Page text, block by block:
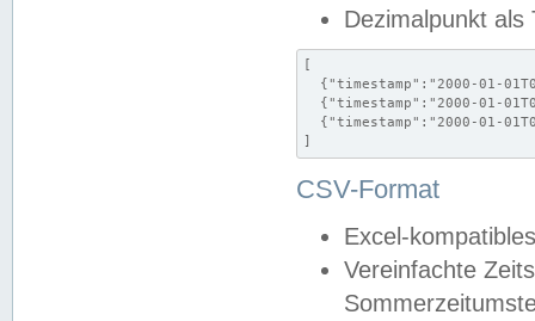
Dezimalpunkt als
[
{"timestamp":"2000-01-
{"timestamp":"2000-01-
{"timestamp":"2000-01-
]
CSV-Format
Excel-
Vereinfachte